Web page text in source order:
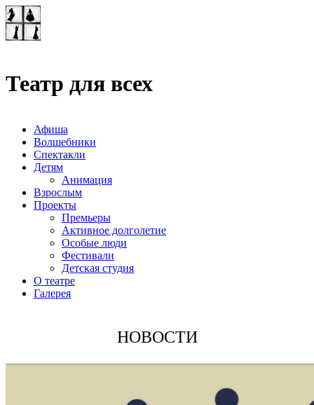
Театр для всех
Афиша
Волшебники
Спектакли
Детям
Анимация
Взрослым
Проекты
Премьеры
Активное долголетие
Особые люди
Фестивали
Детская студия
О театре
Галерея
НОВОСТИ